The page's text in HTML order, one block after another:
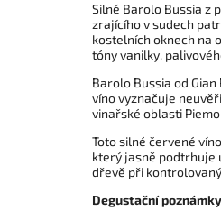
Silné Barolo Bussia z
zrajícího v sudech
kostelních oknech na
tóny vanilky,
Barolo Bussia od
víno vyznačuje
vinařské oblasti
Toto silné červené
který jasně podtrhuje
dřevě při
Degustační poznámky